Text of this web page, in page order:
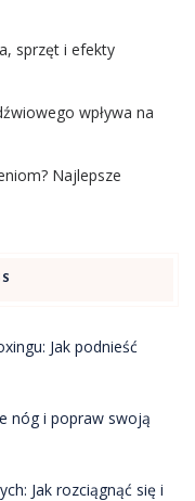
sprzęt i efekty
wpływa na
Najlepsze
Jak podnieść
nóg i popraw swoją
Jak rozciągnąć się i